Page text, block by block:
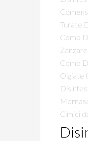
Turate
Como
Como
Olgiate
Cimici